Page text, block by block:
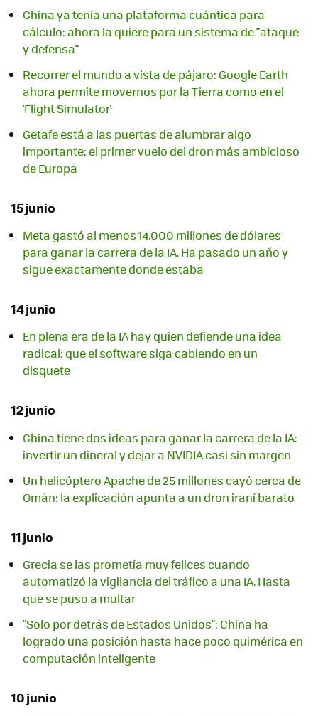
China ya tenía una plataforma cuántica para
cálculo: ahora la quiere para un sistema de "ataque
y defensa"
Recorrer el mundo a vista de pájaro: Google Earth
ahora permite movernos por la Tierra como en el
'Flight Simulator'
Getafe está a las puertas de alumbrar algo
importante: el primer vuelo del dron más ambicioso
de Europa
15 junio
Meta gastó al menos 14.000 millones de dólares
para ganar la carrera de la IA. Ha pasado un año y
sigue exactamente donde estaba
14 junio
En plena era de la IA hay quien defiende una idea
radical: que el software siga cabiendo en un
disquete
12 junio
China tiene dos ideas para ganar la carrera de la IA:
invertir un dineral y dejar a NVIDIA casi sin margen
Un helicóptero Apache de 25 millones cayó cerca de
Omán: la explicación apunta a un dron iraní barato
11 junio
Grecia se las prometía muy felices cuando
automatizó la vigilancia del tráfico a una IA. Hasta
que se puso a multar
"Solo por detrás de Estados Unidos": China ha
logrado una posición hasta hace poco quimérica en
computación inteligente
10 junio